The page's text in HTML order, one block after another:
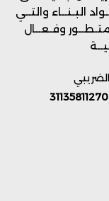
البـنــاء والتــي
وفـعــال